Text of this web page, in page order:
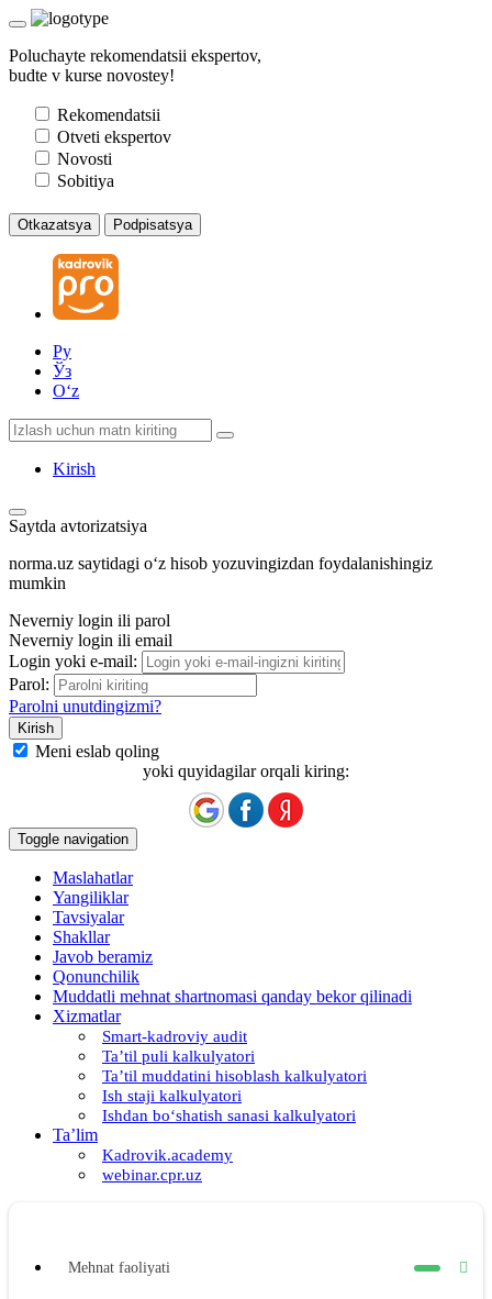
Poluchayte rekomendatsii ekspertov,
budte v kurse novostey!
Rekomendatsii
Otveti ekspertov
Novosti
Sobitiya
Otkazatsya Podpisatsya
Ру
Ўз
Oʻz
Kirish
Saytda avtorizatsiya
norma.uz saytidagi oʻz hisob yozuvingizdan foydalanishingiz
mumkin
Neverniy login ili parol
Neverniy login ili email
Login yoki e-mail:
Parol:
Parolni unutdingizmi?
Meni eslab qoling
yoki quyidagilar orqali kiring:
Toggle navigation
Maslahatlar
Yangiliklar
Tavsiyalar
Shakllar
Javob beramiz
Qonunchilik
Muddatli mehnat shartnomasi qanday bekor qilinadi
Xizmatlar
Smart-kadroviy audit
Ta’til puli kalkulyatori
Ta’til muddatini hisoblash kalkulyatori
Ish staji kalkulyatori
Ishdan boʻshatish sanasi kalkulyatori
Ta’lim
Kadrovik.academy
webinar.cpr.uz
Mehnat faoliyati